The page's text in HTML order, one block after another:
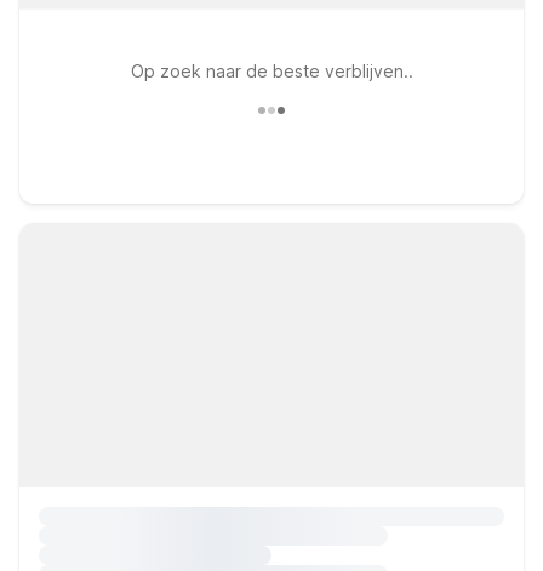
Op zoek naar de beste verblijven..